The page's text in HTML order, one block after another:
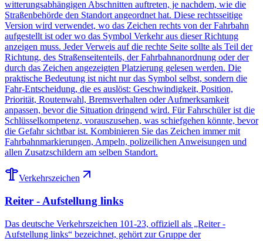
witterungsabhängigen Abschnitten auftreten, je nachdem, wie die
Straßenbehörde den Standort angeordnet hat. Diese rechtsseitige
Version wird verwendet, wo das Zeichen rechts von der Fahrbahn
aufgestellt ist oder wo das Symbol Verkehr aus dieser Richtung
anzeigen muss. Jeder Verweis auf die rechte Seite sollte als Teil der
Richtung, des Straßenseitenteils, der Fahrbahnanordnung oder der
durch das Zeichen angezeigten Platzierung gelesen werden. Die
praktische Bedeutung ist nicht nur das Symbol selbst, sondern die
Fahr-Entscheidung, die es auslöst: Geschwindigkeit, Position,
Priorität, Routenwahl, Bremsverhalten oder Aufmerksamkeit
anpassen, bevor die Situation dringend wird. Für Fahrschüler ist die
Schlüsselkompetenz, vorauszusehen, was schiefgehen könnte, bevor
die Gefahr sichtbar ist. Kombinieren Sie das Zeichen immer mit
Fahrbahnmarkierungen, Ampeln, polizeilichen Anweisungen und
allen Zusatzschildern am selben Standort.
Verkehrszeichen
Reiter - Aufstellung links
Das deutsche Verkehrszeichen 101-23, offiziell als „Reiter -
Aufstellung links“ bezeichnet, gehört zur Gruppe der